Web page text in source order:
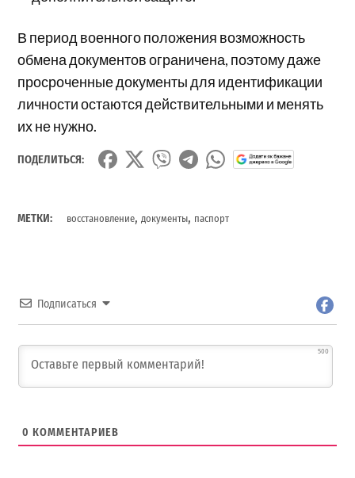
В период военного положения возможность
обмена документов ограничена, поэтому даже
просроченные документы для идентификации
личности остаются действительными и менять
их не нужно.
ПОДЕЛИТЬСЯ:
МЕТКИ: восстановление,документы, паспорт
Подписаться
500
0 КОММЕНТАРИЕВ